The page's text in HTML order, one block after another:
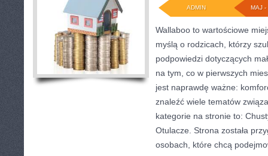
MAJ -
ADMIN
Wallaboo to wartościowe
myślą o rodzicach, którzy
podpowiedzi dotyczących
na tym, co w pierwszych
jest naprawdę ważne:
znaleźć wiele tematów
kategorie na stronie to:
Otulacze. Strona została
osobach, które chcą